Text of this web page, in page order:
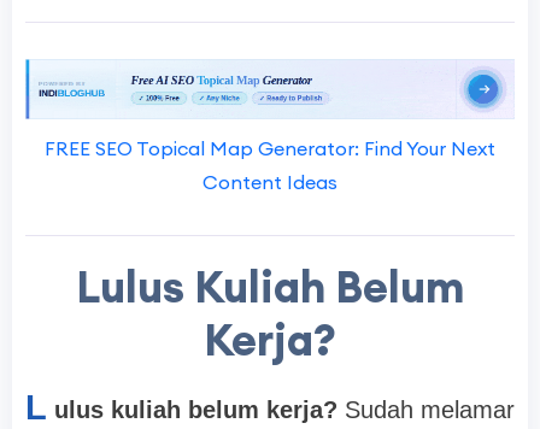
FREE SEO Topical Map Generator: Find Your Next
Content Ideas
Lulus Kuliah Belum
Kerja?
L ulus kuliah belum kerja? Sudah melamar